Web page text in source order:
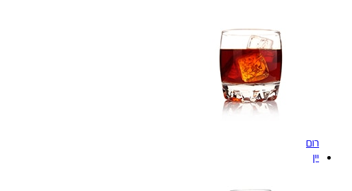
רום
יין